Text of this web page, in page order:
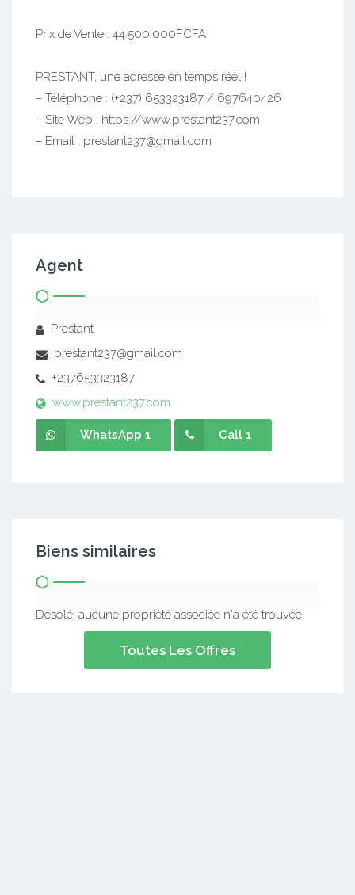
Prix de Vente : 44.500.000FCFA
PRESTANT, une adresse en temps réel !
– Téléphone : (+237) 653323187 / 697640426
– Site Web : https://www.prestant237.com
– Email : prestant237@gmail.com
Agent
Prestant
prestant237@gmail.com
+237653323187
www.prestant237.com
WhatsApp 1 Call 1
Biens similaires
Désolé, aucune propriété associée n'a été trouvée.
Toutes Les Offres